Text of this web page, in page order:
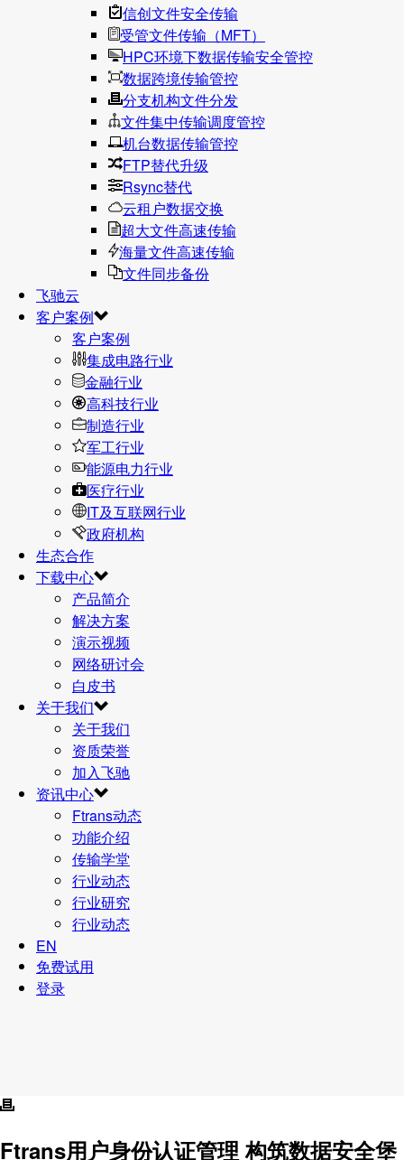
信创文件安全传输
受管文件传输（MFT）
HPC环境下数据传输安全管控
数据跨境传输管控
分支机构文件分发
文件集中传输调度管控
机台数据传输管控
FTP替代升级
Rsync替代
云租户数据交换
超大文件高速传输
海量文件高速传输
文件同步备份
飞驰云
客户案例
客户案例
集成电路行业
金融行业
高科技行业
制造行业
军工行业
能源电力行业
医疗行业
IT及互联网行业
政府机构
生态合作
下载中心
产品简介
解决方案
演示视频
网络研讨会
白皮书
关于我们
关于我们
资质荣誉
加入飞驰
资讯中心
Ftrans动态
功能介绍
传输学堂
行业动态
行业研究
行业动态
EN
免费试用
登录
Ftrans用户身份认证管理 构筑数据安全堡